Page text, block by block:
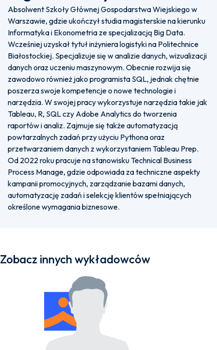
Absolwent Szkoły Głównej Gospodarstwa Wiejskiego w
Warszawie, gdzie ukończył studia magisterskie na kierunku
Informatyka i Ekonometria ze specjalizacją Big Data.
Wcześniej uzyskał tytuł inżyniera logistyki na Politechnice
Białostockiej. Specjalizuje się w analizie danych, wizualizacji
danych oraz uczeniu maszynowym. Obecnie rozwija się
zawodowo również jako programista SQL, jednak chętnie
poszerza swoje kompetencje o nowe technologie i
narzędzia. W swojej pracy wykorzystuje narzędzia takie jak
Tableau, R, SQL czy Adobe Analytics do tworzenia
raportów i analiz. Zajmuje się także automatyzacją
powtarzalnych zadań przy użyciu Pythona oraz
przetwarzaniem danych z wykorzystaniem Tableau Prep.
Od 2022 roku pracuje na stanowisku Technical Business
Process Manage, gdzie odpowiada za techniczne aspekty
kampanii promocyjnych, zarządzanie bazami danych,
automatyzację zadań i selekcję klientów spełniających
określone wymagania biznesowe.
Zobacz innych wykładowców